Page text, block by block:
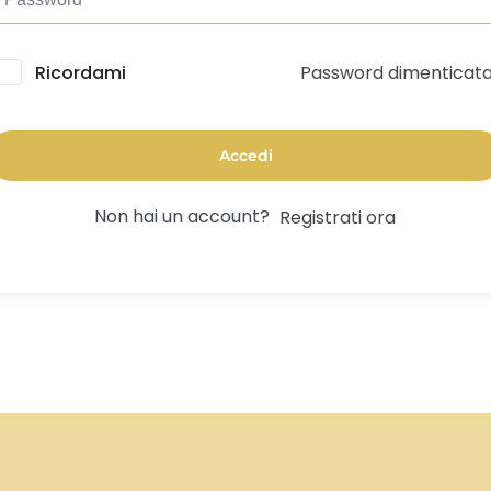
Ricordami Password
Accedi
Non hai un account? Registrati ora